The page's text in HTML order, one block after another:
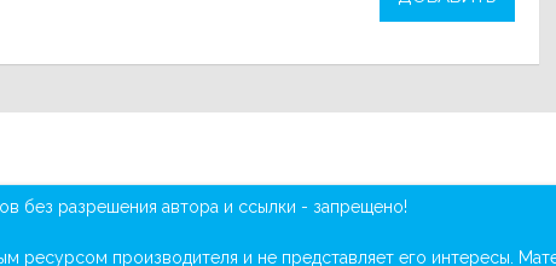
без разрешения автора и ссылки - запрещено!
ресурсом производителя и не представляет его интересы.